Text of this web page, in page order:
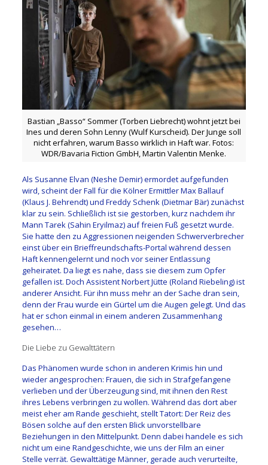
Bastian „Basso“ Sommer (Torben Liebrecht) wohnt jetzt bei
Ines und deren Sohn Lenny (Wulf Kurscheid). Der Junge soll
nicht erfahren, warum Basso wirklich in Haft war. Fotos:
WDR/Bavaria Fiction GmbH, Martin Valentin Menke.
Als Susanne Elvan (Neshe Demir) ermordet aufgefunden
wird, scheint der Fall für die Kölner Ermittler Max Ballauf
(Klaus J. Behrendt) und Freddy Schenk (Dietmar Bär) zunächst
klar zu sein. Schließlich ist sie gestorben, kurz nachdem ihr
Mann Tarek (Sahin Eryilmaz) auf freien Fuß gesetzt wurde.
Sie hatte den zu Aggressionen neigenden Schwerverbrecher
einst über ein Brieffreundschafts-Portal während dessen
Haft kennengelernt und noch vor seiner Entlassung
geheiratet. Da liegt es nahe, dass sie diesem zum Opfer
gefallen ist. Doch Assistent Norbert Jütte (Roland Riebeling) ist
anderer Ansicht. Für ihn muss mehr an der Sache dran sein,
denn der Frau wurde ein Gürtel um die Augen gelegt. Und das
hat er schon einmal in einem anderen Zusammenhang
gesehen…
Die Liebe zu Gewalttätern
Das Phänomen wurde schon in anderen Krimis hin und
wieder angesprochen: Frauen, die sich in Strafgefangene
verlieben und der Überzeugung sind, mit ihnen den Rest
ihres Lebens verbringen zu wollen. Während das dort aber
meist eher am Rande geschieht, stellt Tatort: Der Reiz des
Bösen solche auf den ersten Blick unvorstellbare
Beziehungen in den Mittelpunkt. Denn dabei handele es sich
nicht um eine Randgeschichte, wie uns der Film an einer
Stelle verrät. Gewalttätige Männer, gerade auch verurteilte,